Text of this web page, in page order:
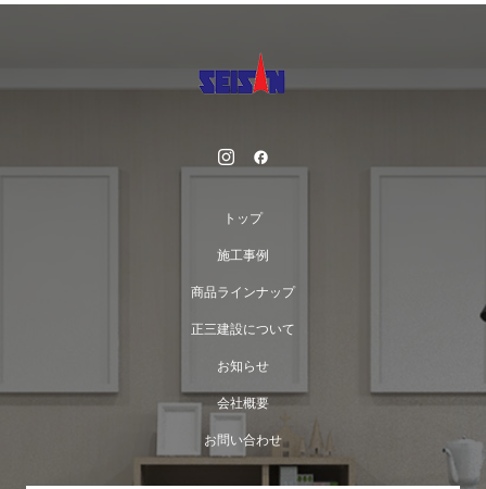
トップ
施工事例
商品ラインナップ
正三建設について
お知らせ
会社概要
お問い合わせ